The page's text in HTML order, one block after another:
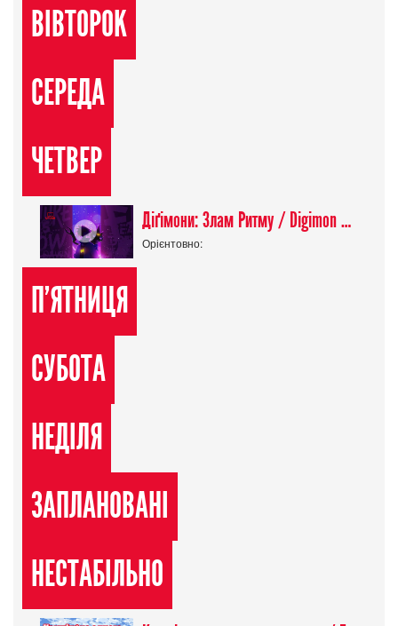
ВІВТОРОК
СЕРЕДА
ЧЕТВЕР
Діґімони: Злам Ритму / Digimon Beatbreak
Орієнтовно:
П'ЯТНИЦЯ
СУБОТА
НЕДІЛЯ
ЗАПЛАНОВАНІ
НЕСТАБІЛЬНО